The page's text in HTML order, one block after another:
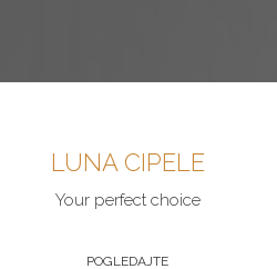
LUNA CIPELE
Your perfect choice
POGLEDAJTE